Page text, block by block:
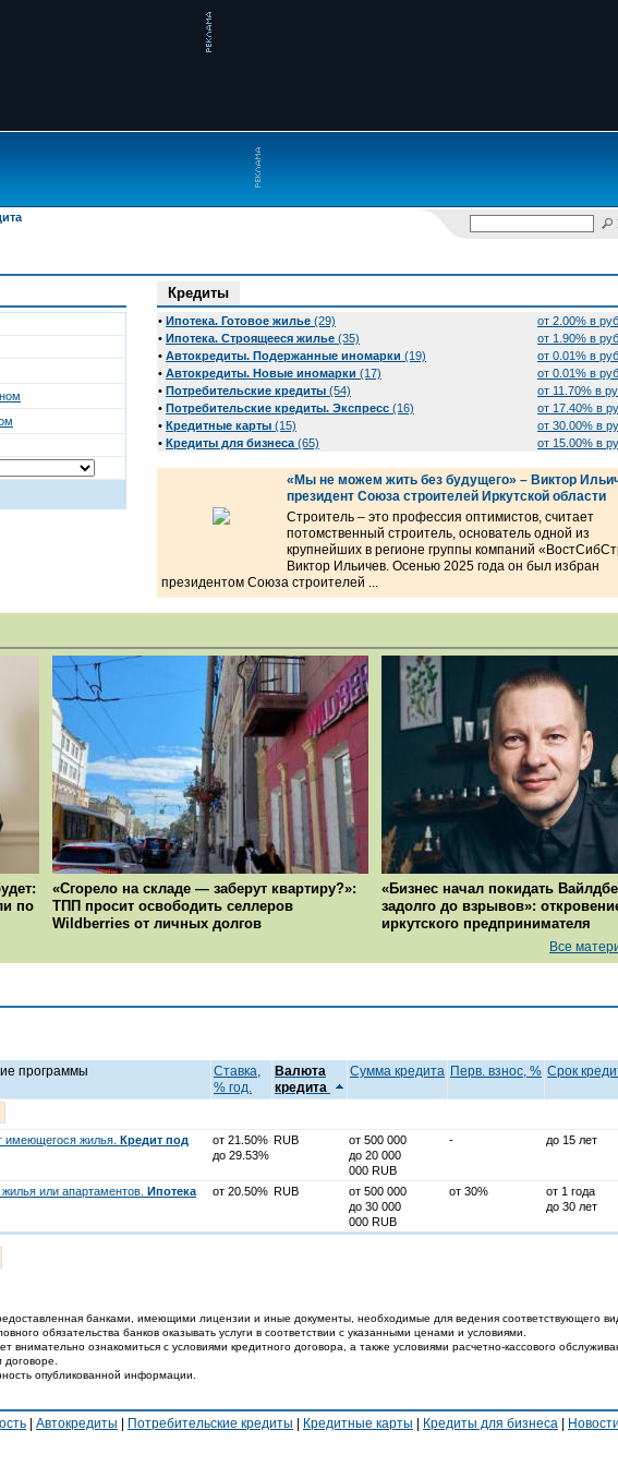
Кредиты
• Ипотека. Готовое жилье (29)
от 2.00% в руб.
• Ипотека. Строящееся жилье (35)
от 1.90% в руб.
• Автокредиты. Подержанные иномарки (19)
от 0.01% в руб.
• Автокредиты. Новые иномарки (17)
от 0.01% в руб.
• Потребительские кредиты (54)
от 11.70% в
• Потребительские кредиты. Экспресс (16)
от 17.40% в
• Кредитные карты (15)
от 30.00% в
• Кредиты для бизнеса (65) от 15.00% в
«Мы не можем жить без будущего» – Виктор
президент Союза строителей Иркутской области
Строитель – это профессия оптимистов, считает
потомственный строитель, основатель одной из
крупнейших в регионе группы компаний
Виктор Ильичев. Осенью 2025 года он был избран
президентом Союза строителей ...
по
«Сгорело на складе — заберут квартиру?»:
ТПП просит освободить селлеров
Wildberries от личных долгов
«Бизнес начал покидать
задолго до взрывов»:
иркутского предпринимателя
Все
программы
Ставка,
% год.
Валюта
кредита
Cумма кредита Перв. взнос, % Срок
имеющегося жилья. Кредит под
от 21.50%
до 29.53%
RUB
от 500 000
до 20 000
000 RUB
- до 15 лет
или апартаментов. Ипотека
от 20.50% RUB
от 500 000
до 30 000
000 RUB
от 30%
от 1 года
до 30 лет
банками, имеющими лицензии и иные документы, необходимые для ведения соответствующего
обязательства банков оказывать услуги в соответствии с указанными ценами и условиями.
ознакомиться с условиями кредитного договора, а также условиями расчетно-кассового
опубликованной информации.
Автокредиты Потребительские кредиты Кредитные карты Кредиты для бизнеса